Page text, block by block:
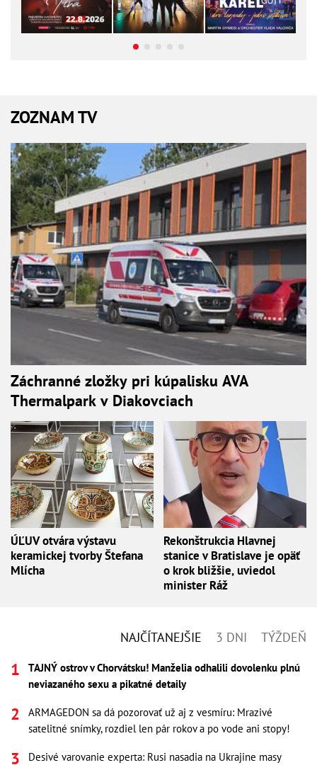
ZOZNAM TV
Záchranné zložky pri kúpalisku AVA
Thermalpark v Diakovciach
ÚĽUV otvára výstavu
keramickej tvorby Štefana
Mlícha
Rekonštrukcia Hlavnej
stanice v Bratislave je opäť
o krok bližšie, uviedol
minister Ráž
NAJČÍTANEJŠIE 3 DNI TÝŽDEŇ
TAJNÝ ostrov v Chorvátsku! Manželia odhalili dovolenku plnú
neviazaného sexu a pikatné detaily
ARMAGEDON sa dá pozorovať už aj z vesmíru: Mrazivé
satelitné snímky, rozdiel len pár rokov a po vode ani stopy!
Desivé varovanie experta: Rusi nasadia na Ukrajine masy